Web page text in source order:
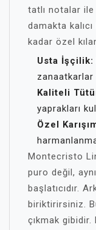
tatlı notalar
damakta
kadar özel
Usta İşçilik:
zanaatkarlar
Kaliteli
yaprakları
Özel
Montecristo
puro değil,
başlatıcıdır.
biriktirirsiniz.
çıkmak